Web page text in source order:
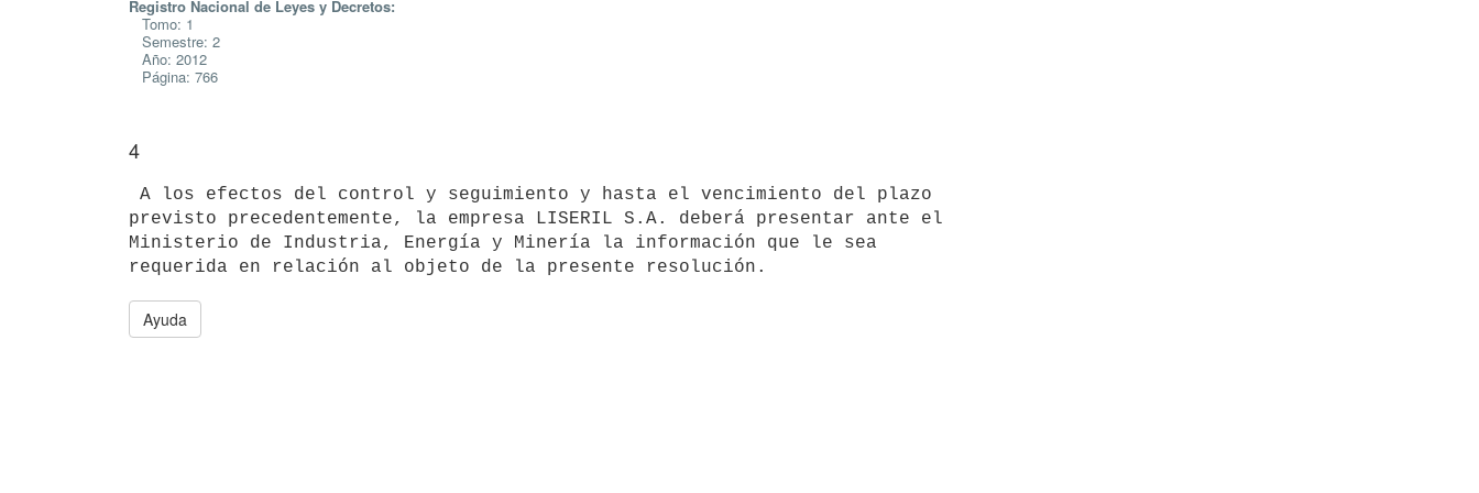
Registro Nacional de Leyes y Decretos:
Tomo: 1
Semestre: 2
Año: 2012
Página: 766
4
previsto precedentemente, la empresa LISERIL S.A. deberá presentar ante el
Ministerio de Industria, Energía y Minería la información que le sea
Ayuda